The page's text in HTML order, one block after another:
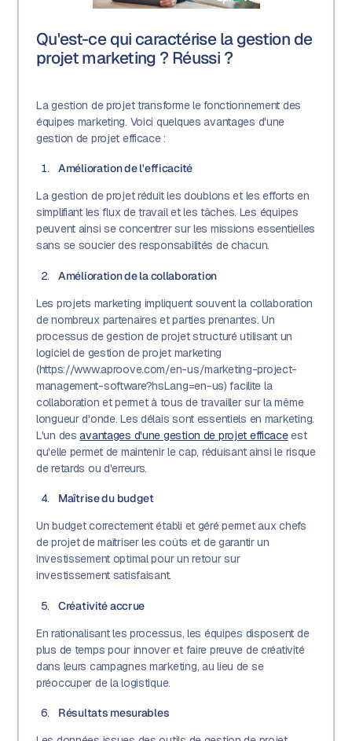
Qu'est-ce qui caractérise la gestion de
projet marketing ? Réussi ?
La gestion de projet transforme le fonctionnement des
équipes marketing. Voici quelques avantages d'une
gestion de projet efficace :
Amélioration de l'efficacité
La gestion de projet réduit les doublons et les efforts en
simplifiant les flux de travail et les tâches. Les équipes
peuvent ainsi se concentrer sur les missions essentielles
sans se soucier des responsabilités de chacun.
Amélioration de la collaboration
Les projets marketing impliquent souvent la collaboration
de nombreux partenaires et parties prenantes. Un
processus de gestion de projet structuré utilisant un
logiciel de gestion de projet marketing
(https://www.aproove.com/en-us/marketing-project-
management-software?hsLang=en-us) facilite la
collaboration et permet à tous de travailler sur la même
longueur d'onde. Les délais sont essentiels en marketing.
L'un desavantages d'une gestion de projet efficaceest
qu'elle permet de maintenir le cap, réduisant ainsi le risque
de retards ou d'erreurs.
Maîtrise du budget
Un budget correctement établi et géré permet aux chefs
de projet de maîtriser les coûts et de garantir un
investissement optimal pour un retour sur
investissement satisfaisant.
Créativité accrue
En rationalisant les processus, les équipes disposent de
plus de temps pour innover et faire preuve de créativité
dans leurs campagnes marketing, au lieu de se
préoccuper de la logistique.
Résultats mesurables